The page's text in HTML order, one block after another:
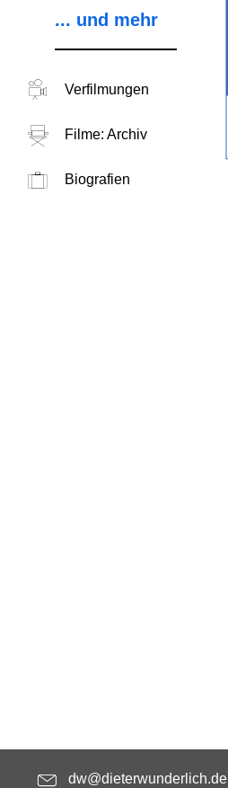
... und mehr
Verfilmungen
Filme: Archiv
Biografien
dw@dieterwunderlich.de